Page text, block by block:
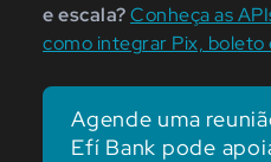
e escala?Conheça as
como integrar Pix, boleto
Agende uma
Efí Bank pode